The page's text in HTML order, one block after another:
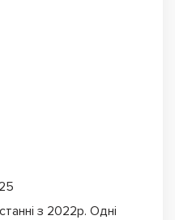
з 2022р. Одні